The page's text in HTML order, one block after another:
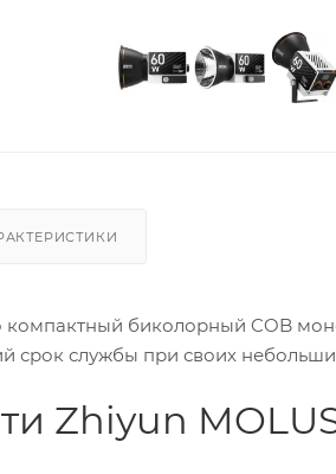
компактный биколорный COB
срок службы при своих
Zhiyun